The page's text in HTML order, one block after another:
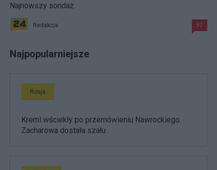
Najnowszy sondaż
Redakcja 67
Najpopularniejsze
Rosja
Kreml wściekły po przemówieniu Nawrockiego.
Zacharowa dostała szału